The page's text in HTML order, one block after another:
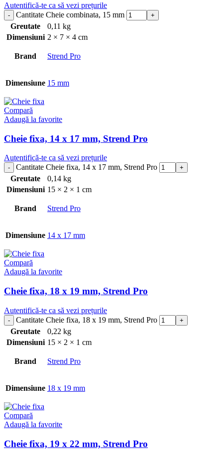
Autentifică-te ca să vezi prețurile
Cantitate Cheie combinata, 15 mm
Greutate
0,11 kg
Dimensiuni 2 × 7 × 4 cm
Brand Strend Pro
Dimensiune 15 mm
Compară
Adaugă la favorite
Cheie fixa, 14 x 17 mm, Strend Pro
Autentifică-te ca să vezi prețurile
Cantitate Cheie fixa, 14 x 17 mm, Strend Pro
Greutate
0,14 kg
Dimensiuni 15 × 2 × 1 cm
Brand Strend Pro
Dimensiune 14 x 17 mm
Compară
Adaugă la favorite
Cheie fixa, 18 x 19 mm, Strend Pro
Autentifică-te ca să vezi prețurile
Cantitate Cheie fixa, 18 x 19 mm, Strend Pro
Greutate
0,22 kg
Dimensiuni 15 × 2 × 1 cm
Brand Strend Pro
Dimensiune 18 x 19 mm
Compară
Adaugă la favorite
Cheie fixa, 19 x 22 mm, Strend Pro